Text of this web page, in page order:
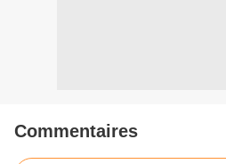
Commentaires